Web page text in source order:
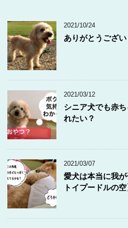
2021/10/24
ありがとうござい
2021/03/12
シニア犬でも赤
れたい？
2021/03/07
愛犬は本当に我
トイプードルの空